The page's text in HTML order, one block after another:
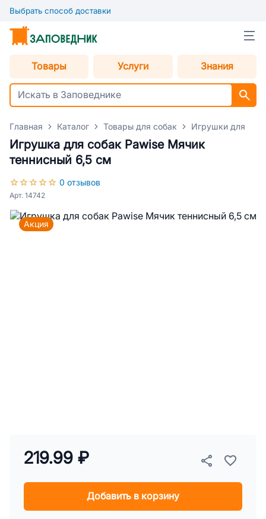
Выбрать способ доставки
Товары Услуги Знания
Главная Каталог Товары для собак Игрушки для
Игрушка для собак Pawise Мячик
теннисный 6,5 см
0 отзывов
Арт. 14742
Акция
219.99 ₽
Добавить в корзину